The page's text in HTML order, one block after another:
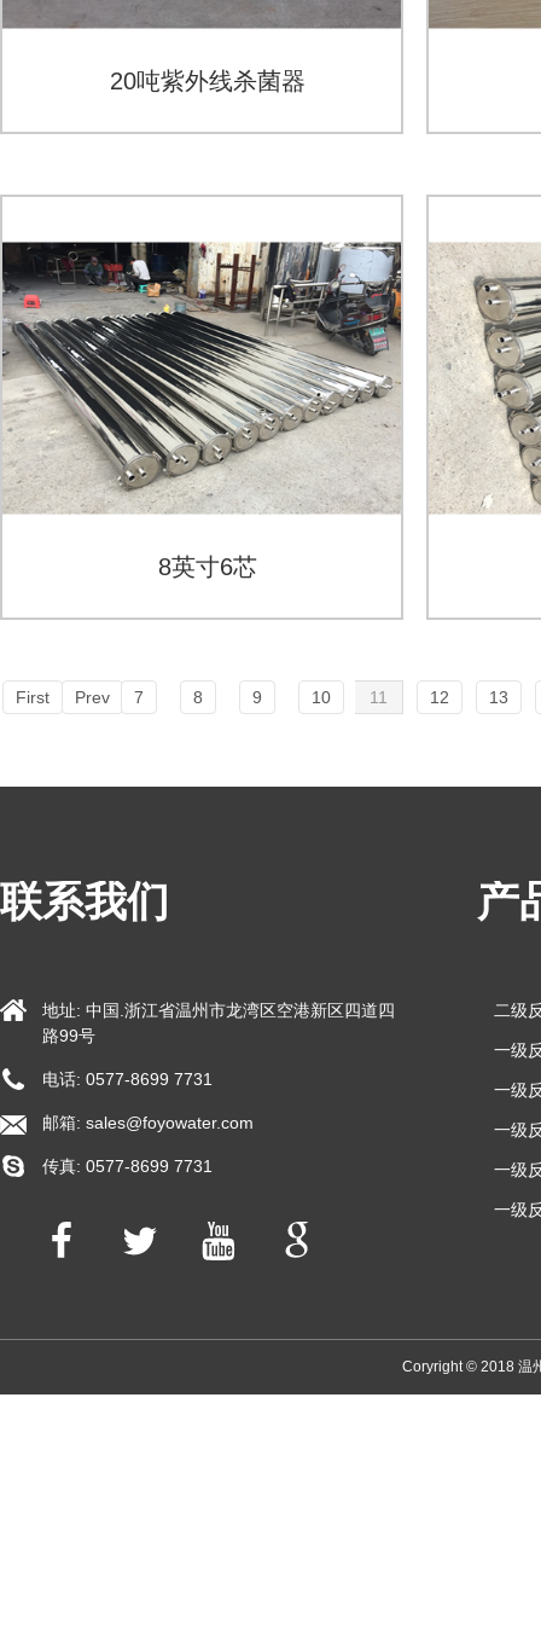
20吨紫外线杀菌器
8英寸6芯
First Prev 7 8 9 10 11 12 13
联系我们
地址: 中国.浙江省温州市龙湾区空港新区四道四
路99号
电话: 0577-8699 7731
邮箱: sales@foyowater.com
传真: 0577-8699 7731
产
二级
一级
一级
一级
一级
一级
Coryright © 2018 温